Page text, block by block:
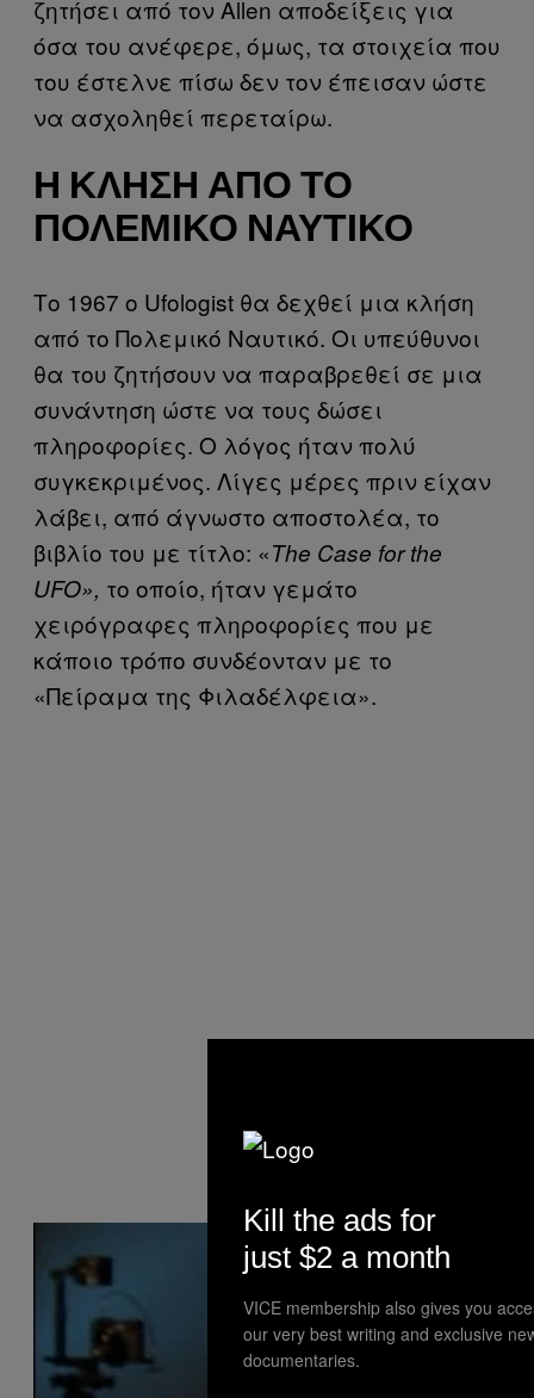
ζητήσει από τον Allen αποδείξεις για
όσα του ανέφερε, όμως, τα στοιχεία που
του έστελνε πίσω δεν τον έπεισαν ώστε
να ασχοληθεί περεταίρω.
Η ΚΛΉΣΗ ΑΠΌ ΤΟ
ΠΟΛΕΜΙΚΌ ΝΑΥΤΙΚΌ
Το 1967 ο Ufologist θα δεχθεί μια κλήση
από το Πολεμικό Ναυτικό. Οι υπεύθυνοι
θα του ζητήσουν να παραβρεθεί σε μια
συνάντηση ώστε να τους δώσει
πληροφορίες. Ο λόγος ήταν πολύ
συγκεκριμένος. Λίγες μέρες πριν είχαν
λάβει, από άγνωστο αποστολέα, το
βιβλίο του με τίτλο: «The Case for the
UFO», το οποίο, ήταν γεμάτο
χειρόγραφες πληροφορίες που με
κάποιο τρόπο συνδέονταν με το
«Πείραμα της Φιλαδέλφεια».
Kill the ads for
just $2 a month
VICE membership also gives you
our very best writing and exclusive
documentaries.